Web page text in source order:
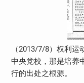
（2013/7/8）权利运
中央党校，那是培养
行的出处之根源。